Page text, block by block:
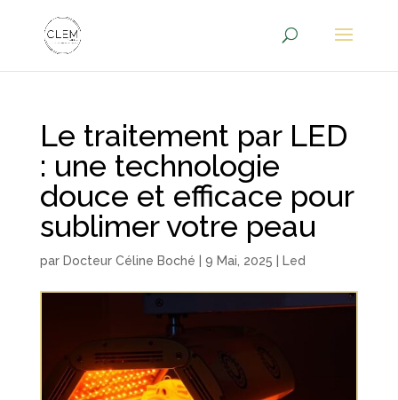
Le traitement par LED
: une technologie
douce et efficace pour
sublimer votre peau
par Docteur Céline Boché 9 Mai, 2025 Led